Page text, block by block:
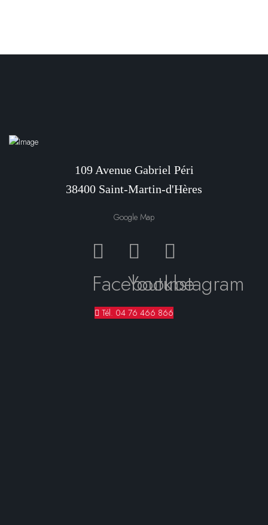
109 Avenue Gabriel Péri
38400 Saint-Martin-d'Hères
Google Map
Facebook
YoutubeInstagram
Tél. 04 76 466 866